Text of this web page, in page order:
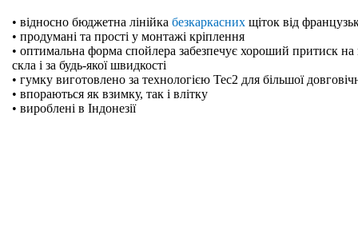
• відносно бюджетна лінійка безкаркасних щіток від
• продумані та прості у монтажі кріплення
• оптимальна форма спойлера забезпечує хороший притиск на
скла і за будь-якої швидкості
• гумку виготовлено за технологією Tec2 для більшої
• впораються як взимку, так і влітку
• вироблені в Індонезії